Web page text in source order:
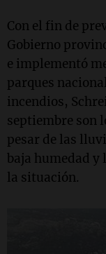
Con el fin de
Gobierno
e implementó
parques
incendios,
septiembre son
pesar de las
baja humedad
la situación.